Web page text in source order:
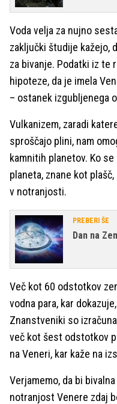
Voda velja za nujno
zaključki študije kažejo,
za bivanje. Podatki iz te
hipoteze, da je imela
– ostanek izgubljenega
Vulkanizem, zaradi
sproščajo plini, nam
kamnitih planetov. Ko
planeta, znane kot
v notranjosti.
PREBERI ŠE
Dan na
Več kot 60 odstotkov
vodna para, kar
Znanstveniki so
več kot šest odstotkov
na Veneri, kar kaže na
Verjamemo, da bi
notranjost Venere zdaj